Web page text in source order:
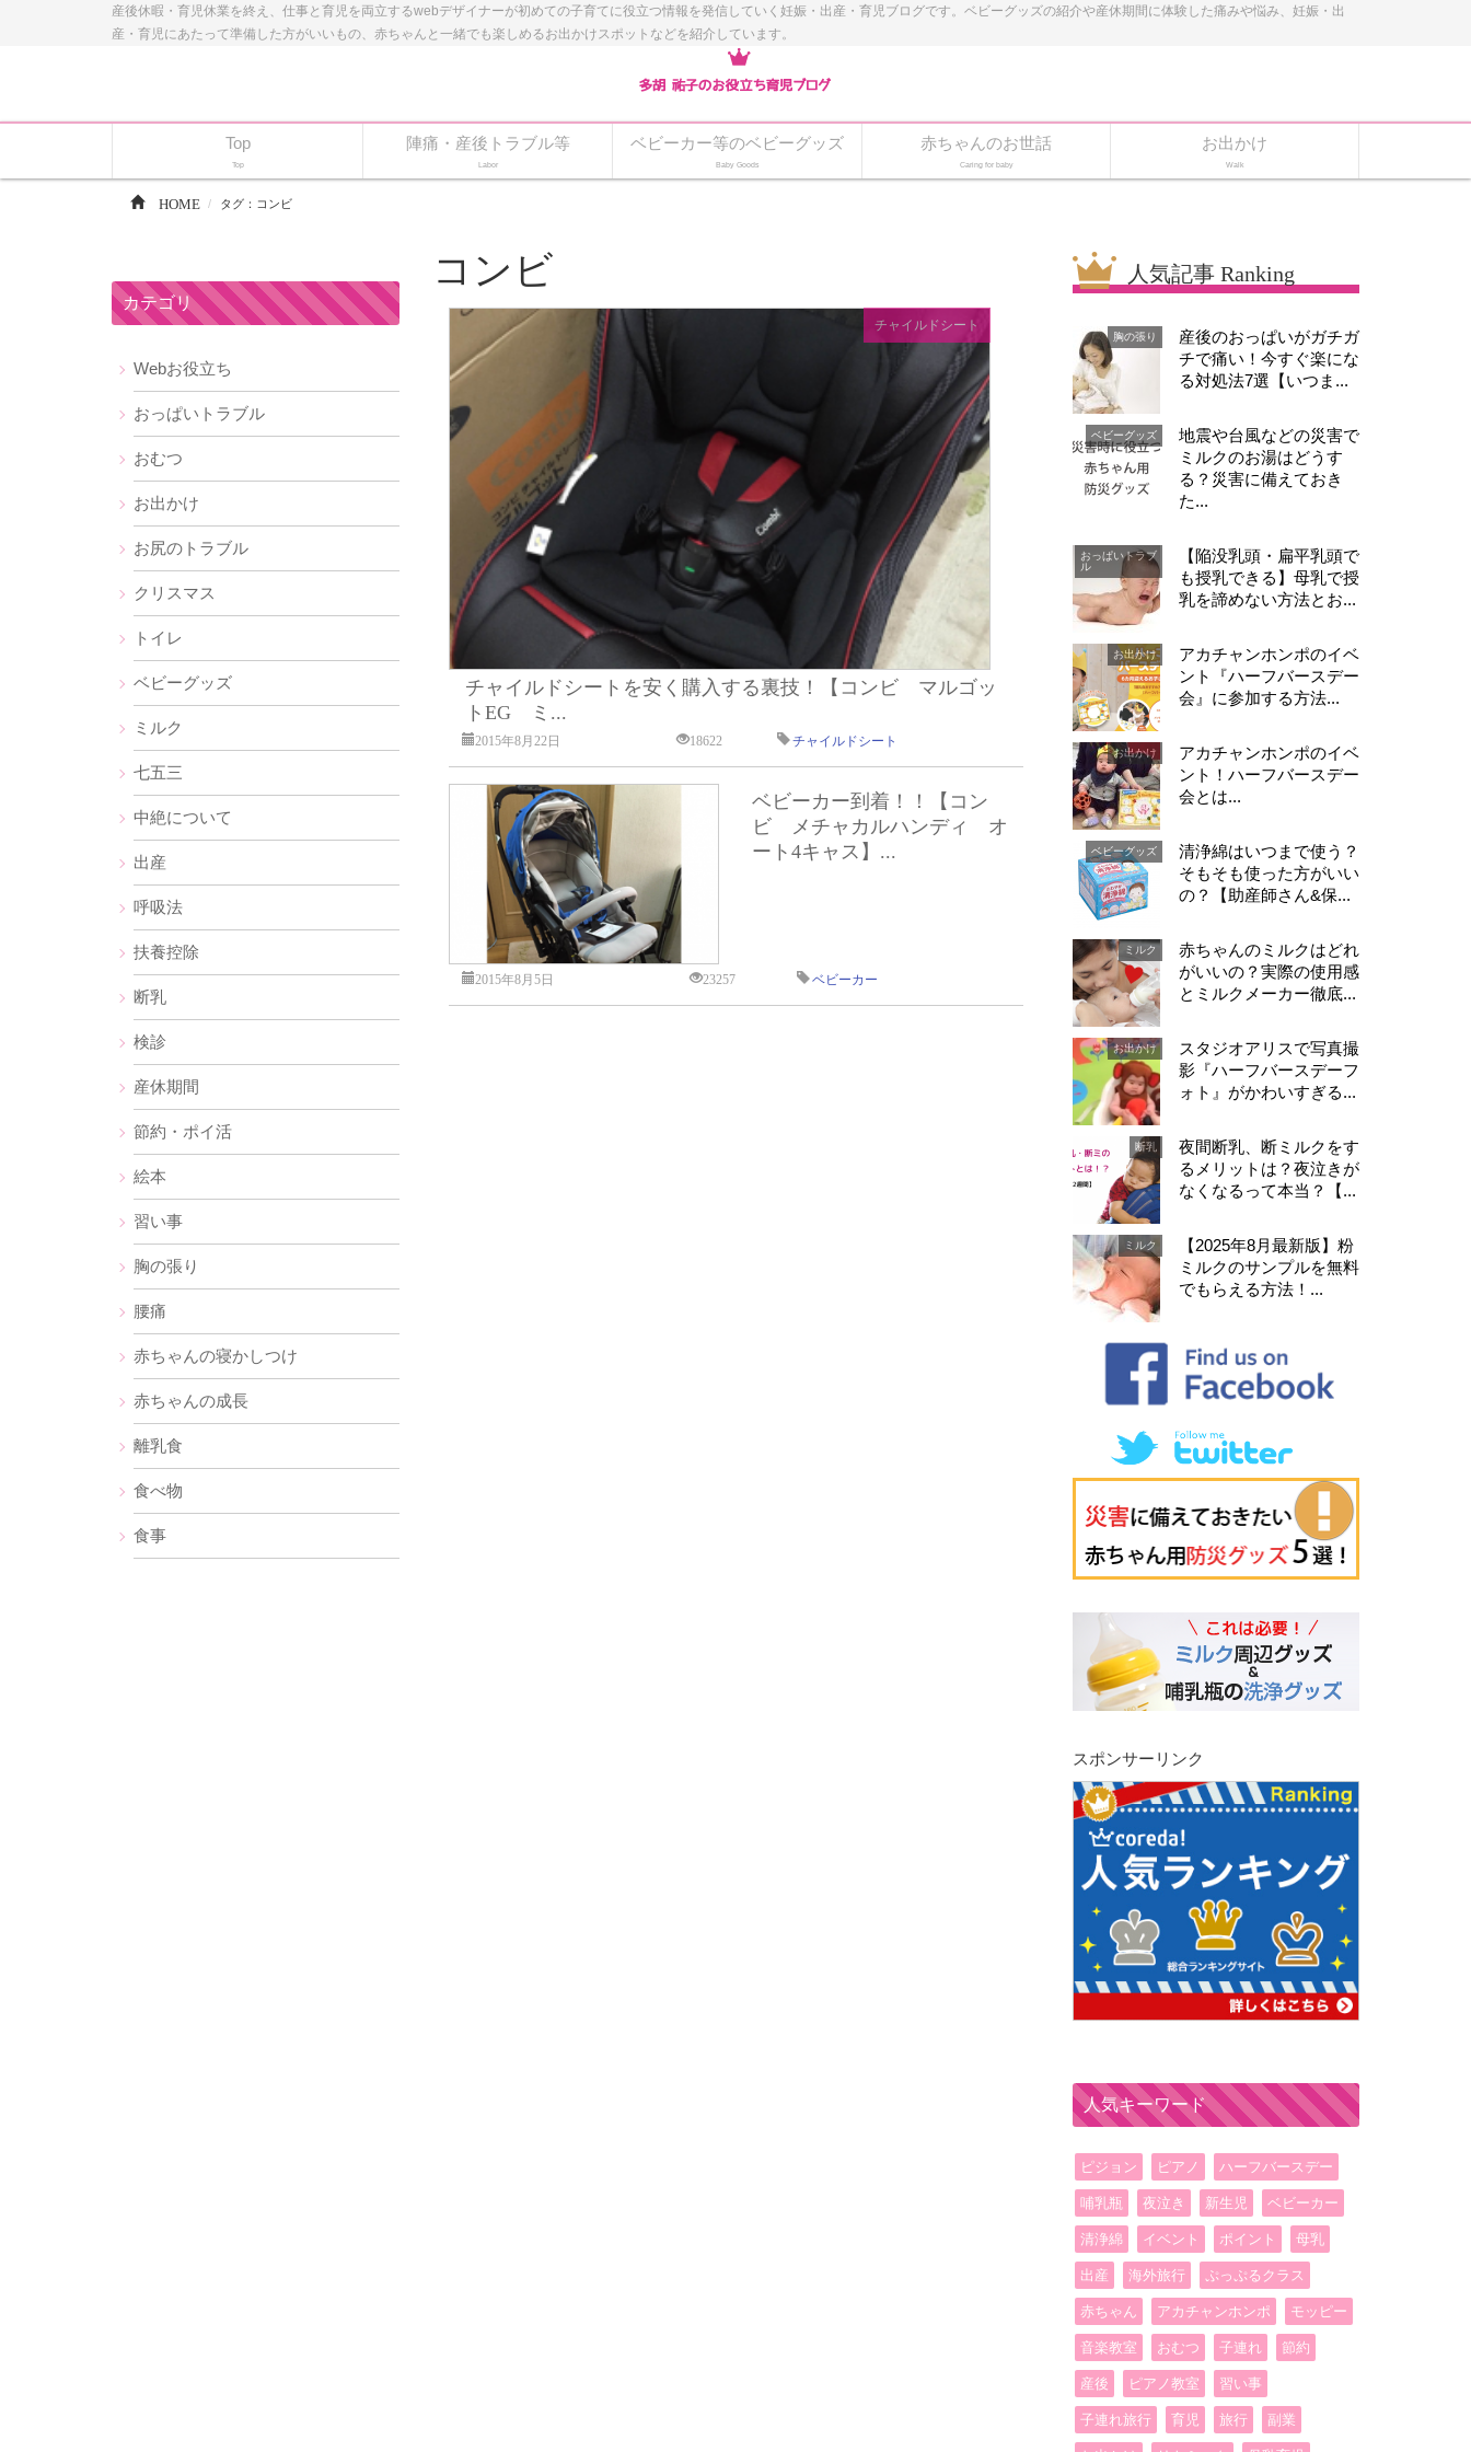
産後休暇・育児休業を終え、仕事と育児を両立するwebデザイナーが初めての子育てに役立つ情報を発信していく妊娠・出産・育児ブログです。ベビーグッズの紹介や産休期間に体験した痛みや悩み、妊娠・出
産・育児にあたって準備した方がいいもの、赤ちゃんと一緒でも楽しめるお出かけスポットなどを紹介しています。
Top
Top
陣痛・産後トラブル等
Labor
ベビーカー等のベビーグッズ
Baby Goods
赤ちゃんのお世話
Caring for baby
お出かけ
Walk
HOME タグ：コンビ
コンビ
チャイルドシート
チャイルドシートを安く購入する裏技！【コンビ マルゴッ
トEG ミ...
2015年8月22日 18622 チャイルドシート
ベビーカー到着！！【コン
ビ メチャカルハンディ オ
ート4キャス】...
2015年8月5日 23257 ベビーカー
カテゴリ
Webお役立ち
おっぱいトラブル
おむつ
お出かけ
お尻のトラブル
クリスマス
トイレ
ベビーグッズ
ミルク
七五三
中絶について
出産
呼吸法
扶養控除
断乳
検診
産休期間
節約・ポイ活
絵本
習い事
胸の張り
腰痛
赤ちゃんの寝かしつけ
赤ちゃんの成長
離乳食
食べ物
食事
人気記事 Ranking
胸の張り
産後のおっぱいがガチガ
チで痛い！今すぐ楽にな
る対処法7選【いつま...
ベビーグッズ
地震や台風などの災害で
ミルクのお湯はどうす
る？災害に備えておき
た...
おっぱいトラブ
ル
【陥没乳頭・扁平乳頭で
も授乳できる】母乳で授
乳を諦めない方法とお...
お出かけ
アカチャンホンポのイベ
ント『ハーフバースデー
会』に参加する方法...
お出かけ
アカチャンホンポのイベ
ント！ハーフバースデー
会とは...
ベビーグッズ
清浄綿はいつまで使う？
そもそも使った方がいい
の？【助産師さん&保...
ミルク
赤ちゃんのミルクはどれ
がいいの？実際の使用感
とミルクメーカー徹底...
お出かけ
スタジオアリスで写真撮
影『ハーフバースデーフ
ォト』がかわいすぎる...
断乳
夜間断乳、断ミルクをす
るメリットは？夜泣きが
なくなるって本当？【...
ミルク
【2025年8月最新版】粉
ミルクのサンプルを無料
でもらえる方法！...
スポンサーリンク
人気キーワード
ピジョン ピアノ ハーフバースデー
哺乳瓶 夜泣き 新生児 ベビーカー
清浄綿 イベント ポイント 母乳
出産 海外旅行 ぷっぷるクラス
赤ちゃん アカチャンホンポ モッピー
音楽教室 おむつ 子連れ 節約
産後 ピアノ教室 習い事
子連れ旅行 育児 旅行 副業